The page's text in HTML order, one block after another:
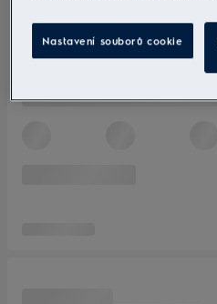
Nastavení souborů cookie